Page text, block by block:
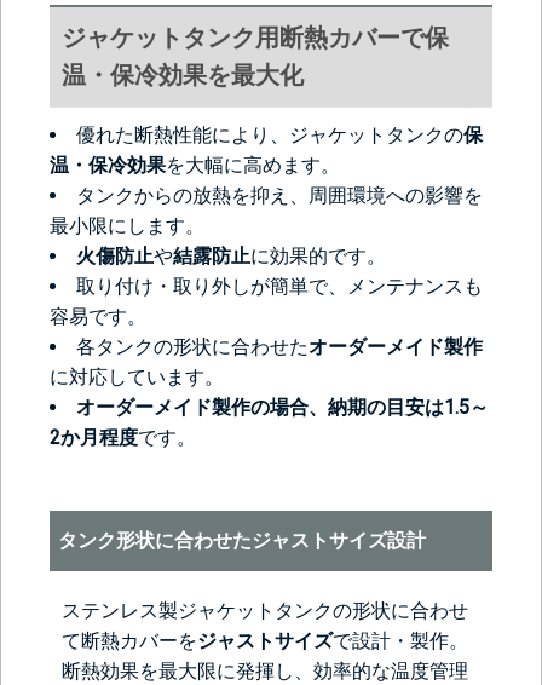
ジャケットタンク用断熱カバーで保
温・保冷効果を最大化
優れた断熱性能により、ジャケットタンクの保
温・保冷効果を大幅に高めます。
タンクからの放熱を抑え、周囲環境への影響を
最小限にします。
火傷防止や結露防止に効果的です。
取り付け・取り外しが簡単で、メンテナンスも
容易です。
各タンクの形状に合わせたオーダーメイド製作
に対応しています。
オーダーメイド製作の場合、納期の目安は1.5～
2か月程度です。
タンク形状に合わせたジャストサイズ設計
ステンレス製ジャケットタンクの形状に合わせ
て断熱カバーをジャストサイズで設計・製作。
断熱効果を最大限に発揮し、効率的な温度管理